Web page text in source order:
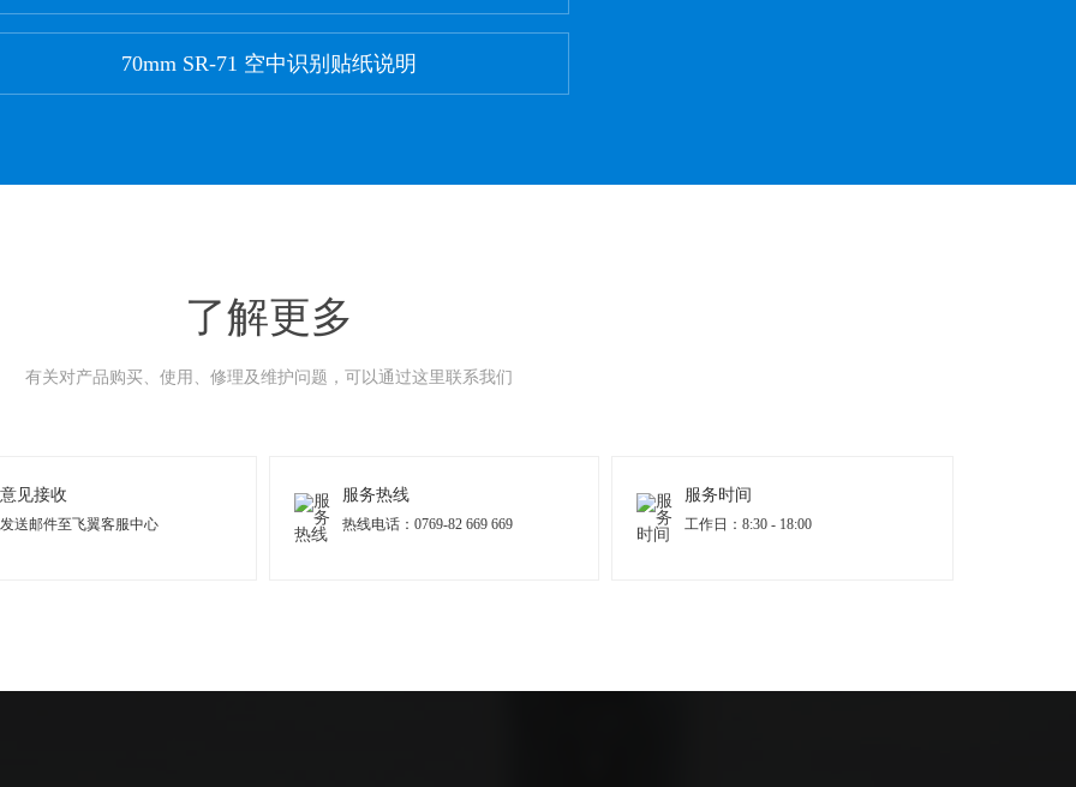
70mm SR-71 空中识别贴纸说明
了解更多
有关对产品购买、使用、修理及维护问题，可以通过这里联系我们
意见接收
发送邮件至飞翼客服中心
服务热线
热线电话：0769-82 669 669
服务时间
工作日：8:30 - 18:00